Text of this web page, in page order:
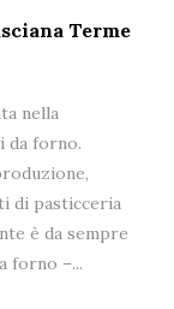
Terme
nella
da forno.
di pasticceria
è da sempre
forno –...